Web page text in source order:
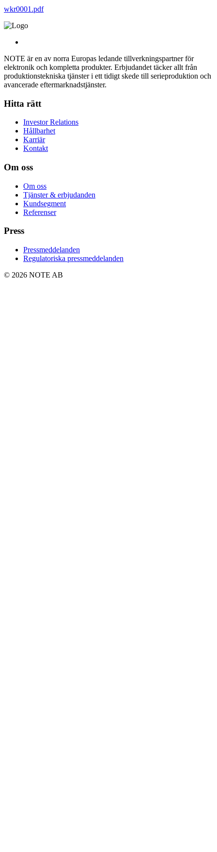
wkr0001.pdf
NOTE är en av norra Europas ledande tillverkningspartner för
elektronik och kompletta produkter. Erbjudandet täcker allt från
produktionstekniska tjänster i ett tidigt skede till serieproduktion och
avancerade eftermarknadstjänster.
Hitta rätt
Investor Relations
Hållbarhet
Karriär
Kontakt
Om oss
Om oss
Tjänster & erbjudanden
Kundsegment
Referenser
Press
Pressmeddelanden
Regulatoriska pressmeddelanden
© 2026 NOTE AB